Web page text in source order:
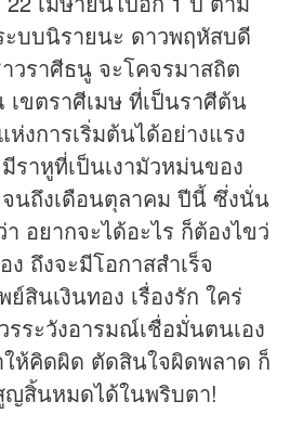
บบนิรายนะ ดาวพฤหัสบดี
วราศีธนู จะโคจรมาสถิต
ขตราศีเมษ ที่เป็นราศีต้น
งการเริ่มต้นได้อย่างแรง
ราหูที่เป็นเงามัวหม่นของ
นถึงเดือนตุลาคม ปีนี้ ซึ่งนั่น
อยากจะได้อะไร ก็ต้องไขว่
ถึงจะมีโอกาสสำเร็จ
ย์สินเงินทอง เรื่องรัก ใคร่
ระวังอารมณ์เชื่อมั่นตนเอง
ให้คิดผิด ตัดสินใจผิดพลาด ก็
ญสิ้นหมดได้ในพริบตา!